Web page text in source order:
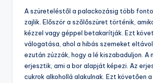
A szüreteléstől a palackozásig több
zajlik. Először a szőlőszüret történik,
kézzel vagy géppel betakarítják. Ezt
válogatása, ahol a hibás szemeket
ezután zúzzák, hogy a lé kiszabaduljon. A
erjesztik, ami a bor alapját képezi. Az
cukrok alkohollá alakulnak. Ezt követően